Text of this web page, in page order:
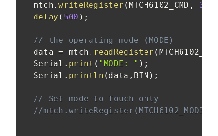
  mtch
.writeRegister ( MTCH6102_CMD ,
delay ( 500 ) ;
// the operating mode (MODE)
  data
= mtch . readRegister (
  Serial
. print ( "MODE: " ) ;
  Serial
. println ( data , BIN ) ;
// Set mode to Touch only
//mtch.writeRegister(MTCH6102_MODE,